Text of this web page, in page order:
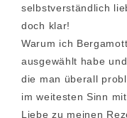
selbstverständlich
doch klar!
Warum ich
ausgewählt habe
die man überall
im weitesten Sinn
Liebe zu meinen